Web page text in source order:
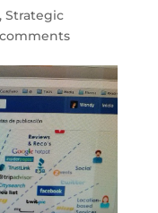
, Strategic